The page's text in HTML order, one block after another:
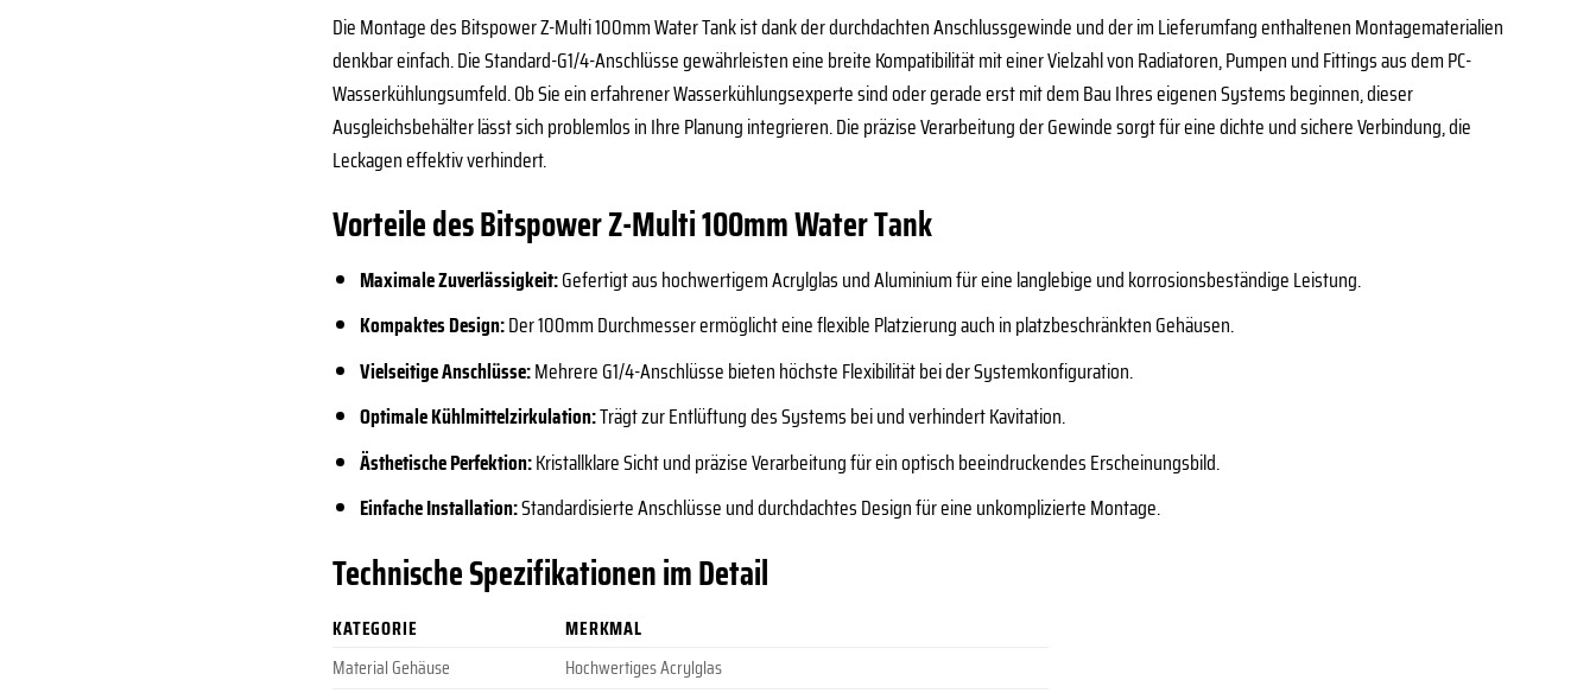
Die Montage des Bitspower Z-Multi 100mm Water Tank ist dank der durchdachten Anschlussgewinde und der im Lieferumfang enthaltenen Montagematerialien
denkbar einfach. Die Standard-G1/4-Anschlüsse gewährleisten eine breite Kompatibilität mit einer Vielzahl von Radiatoren, Pumpen und Fittings aus dem PC-
Wasserkühlungsumfeld. Ob Sie ein erfahrener Wasserkühlungsexperte sind oder gerade erst mit dem Bau Ihres eigenen Systems beginnen, dieser
Ausgleichsbehälter lässt sich problemlos in Ihre Planung integrieren. Die präzise Verarbeitung der Gewinde sorgt für eine dichte und sichere Verbindung, die
Leckagen effektiv verhindert.
Vorteile des Bitspower Z-Multi 100mm Water Tank
Maximale Zuverlässigkeit:Gefertigt aus hochwertigem Acrylglas und Aluminium für eine langlebige und korrosionsbeständige Leistung.
Kompaktes Design:Der 100mm Durchmesser ermöglicht eine flexible Platzierung auch in platzbeschränkten Gehäusen.
Vielseitige Anschlüsse:Mehrere G1/4-Anschlüsse bieten höchste Flexibilität bei der Systemkonfiguration.
Optimale Kühlmittelzirkulation:Trägt zur Entlüftung des Systems bei und verhindert Kavitation.
Ästhetische Perfektion:Kristallklare Sicht und präzise Verarbeitung für ein optisch beeindruckendes Erscheinungsbild.
Einfache Installation:Standardisierte Anschlüsse und durchdachtes Design für eine unkomplizierte Montage.
Technische Spezifikationen im Detail
KATEGORIE
MERKMAL
Material Gehäuse
Hochwertiges Acrylglas